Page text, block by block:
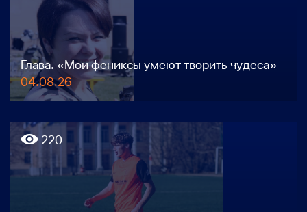
Глава. «Мои фениксы умеют творить чудеса»
04.08.26
220